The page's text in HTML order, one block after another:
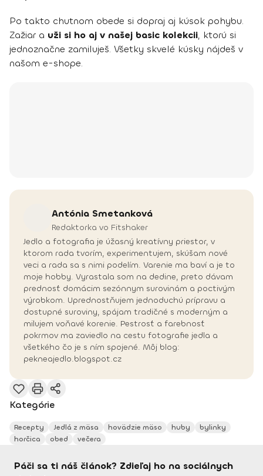
Po takto chutnom obede si dopraj aj kúsok pohybu.
Zažiar a uži si ho aj v našej basic kolekcii, ktorú si
jednoznačne zamiluješ. Všetky skvelé kúsky nájdeš v
našom e-shope.
Antónia Smetanková
Redaktorka vo Fitshaker
Jedlo a fotografia je úžasný kreatívny priestor, v
ktorom rada tvorím, experimentujem, skúšam nové
veci a rada sa s nimi podelím. Varenie ma baví a je to
moje hobby. Vyrastala som na dedine, preto dávam
prednosť domácim sezónnym surovinám a poctivým
výrobkom. Uprednostňujem jednoduchú prípravu a
dostupné suroviny, spájam tradičné s moderným a
milujem voňavé korenie. Pestrosť a farebnosť
pokrmov ma zaviedlo na cestu fotografie jedla a
všetkého čo je s ním spojené. Môj blog:
pekneajedlo.blogspot.cz
Kategórie
Recepty Jedlá z mäsa hovädzie mäso huby
bylinky
horčica
obed večera
Páči sa ti náš článok? Zdieľaj ho na sociálnych